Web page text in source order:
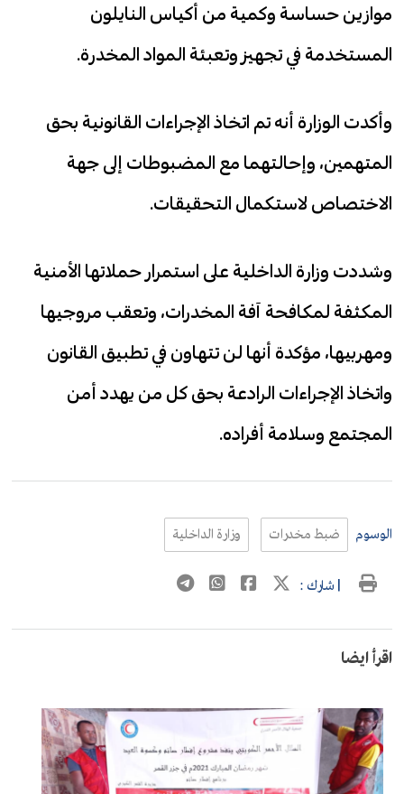
موازين حساسة وكمية من أكياس النايلون
المستخدمة في تجهيز وتعبئة المواد المخدرة.
وأكدت الوزارة أنه تم اتخاذ الإجراءات القانونية بحق
المتهمين، وإحالتهما مع المضبوطات إلى جهة
الاختصاص لاستكمال التحقيقات.
وشددت وزارة الداخلية على استمرار حملاتها الأمنية
المكثفة لمكافحة آفة المخدرات، وتعقب مروجيها
ومهربيها، مؤكدة أنها لن تتهاون في تطبيق القانون
واتخاذ الإجراءات الرادعة بحق كل من يهدد أمن
المجتمع وسلامة أفراده.
الوسوم ضبط مخدرات وزارة الداخلية
| شارك :
اقرأ ايضا